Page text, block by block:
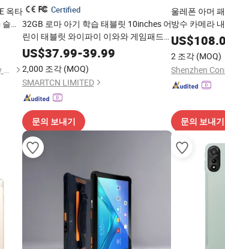
옥타
림
스
Shenzhen Sy Smartlink Technology Co., Ltd.
Certified
32GB 로마 아기 학습 태블릿 10inches 어
린이 태블릿 와이파이 이와와 게임패드
부모 통제 어린이 태블릿 교육용 패드
US$37.99-39.99
2,000 조각 (MOQ)
SMARTCN LIMITED
문의 보내기
울레폰 아머
방수 카메라
식 잠금 해제
US$
2 조각 (MOQ)
문의 보내기